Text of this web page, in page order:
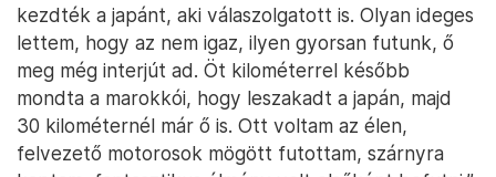
kezdték a japánt, aki válaszolgatott is. Olyan ideges
lettem, hogy az nem igaz, ilyen gyorsan futunk, ő
meg még interjút ad. Öt kilométerrel később
mondta a marokkói, hogy leszakadt a japán, majd
30 kilométernél már ő is. Ott voltam az élen,
felvezető motorosok mögött futottam, szárnyra